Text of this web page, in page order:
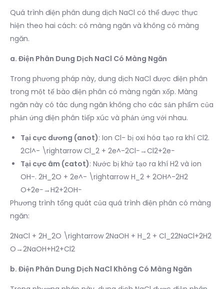
Quá trình điện phân dung dịch NaCl có thể được thực
hiện theo hai cách: có màng ngăn và không có màng
ngăn.
a. Điện Phân Dung Dịch NaCl Có Màng Ngăn
Trong phương pháp này, dung dịch NaCl được điện phân
trong một tế bào điện phân có màng ngăn xốp. Màng
ngăn này có tác dụng ngăn không cho các sản phẩm của
phản ứng điện phân tiếp xúc và phản ứng với nhau.
Tại cực dương (anot): Ion Cl- bị oxi hóa tạo ra khí Cl2.
2Cl^- \rightarrow Cl_2 + 2e^-2Cl−→Cl2​+2e−
Tại cực âm (catot): Nước bị khử tạo ra khí H2 và ion
OH-. 2H_2O + 2e^- \rightarrow H_2 + 2OH^-2H2​
O+2e−→H2​+2OH−
Phương trình tổng quát của quá trình điện phân có màng
ngăn:
2NaCl + 2H_2O \rightarrow 2NaOH + H_2 + Cl_22NaCl+2H2​
O→2NaOH+H2​+Cl2​
b. Điện Phân Dung Dịch NaCl Không Có Màng Ngăn